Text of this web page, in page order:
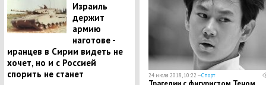
​Израиль
держит
армию
наготове -
иранцев в Сирии видеть не
хочет, но и с Россией
спорить не станет
24 июля 2018, 10:22 —Спорт